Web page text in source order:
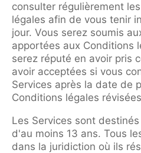
consulter régulièrement
légales afin de vous tenir
jour. Vous serez soumis
apportées aux Conditions
serez réputé en avoir pris
avoir acceptées si vous
Services après la date de
Conditions légales
Les Services sont
d'au moins 13 ans. Tous
dans la juridiction où ils